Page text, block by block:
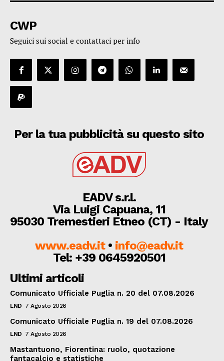
CWP
Seguici sui social e contattaci per info
Per la tua pubblicità su questo sito
EADV s.r.l.
Via Luigi Capuana, 11
95030 Tremestieri Etneo (CT) - Italy
www.eadv.it• info@eadv.it
Tel: +39 0645920501
Ultimi articoli
Comunicato Ufficiale Puglia n. 20 del 07.08.2026
LND 7 Agosto 2026
Comunicato Ufficiale Puglia n. 19 del 07.08.2026
LND 7 Agosto 2026
Mastantuono, Fiorentina: ruolo, quotazione
fantacalcio e statistiche